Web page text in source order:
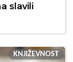
slavili
KNJIŽEVNOST